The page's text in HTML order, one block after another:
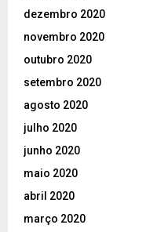
dezembro 2020
novembro 2020
outubro 2020
setembro 2020
agosto 2020
julho 2020
junho 2020
maio 2020
abril 2020
março 2020